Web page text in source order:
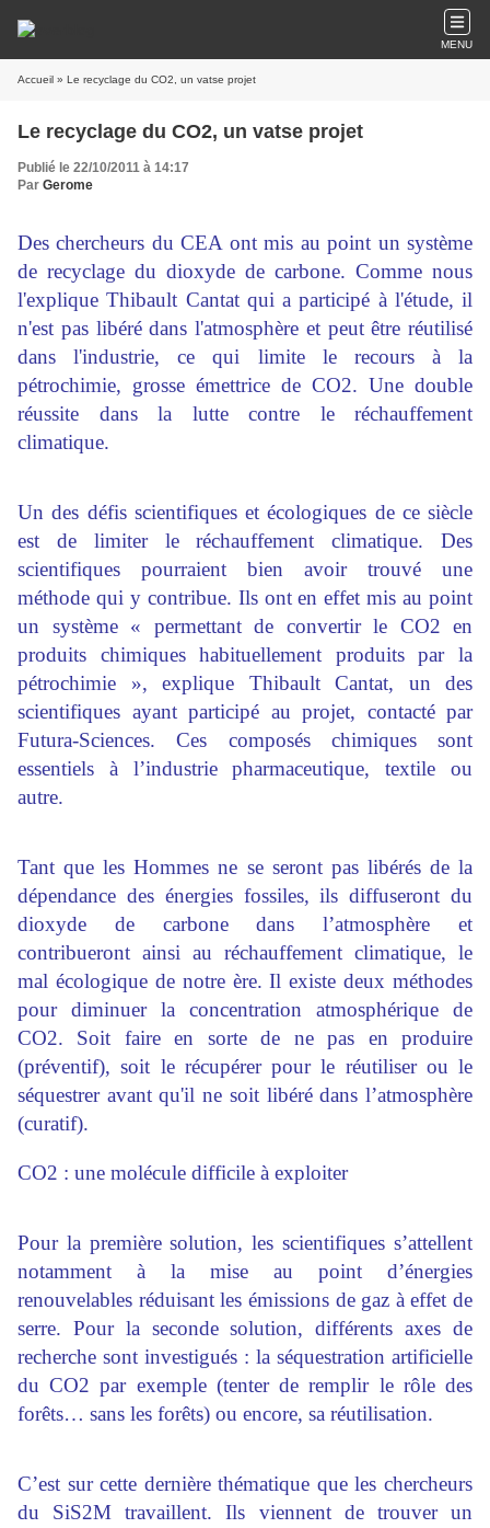
MENU
Accueil » Le recyclage du CO2, un vatse projet
Le recyclage du CO2, un vatse projet
Publié le 22/10/2011 à 14:17
Par Gerome
Des chercheurs du CEA ont mis au point un système
de recyclage du dioxyde de carbone. Comme nous
l'explique Thibault Cantat qui a participé à l'étude, il
n'est pas libéré dans l'atmosphère et peut être réutilisé
dans l'industrie, ce qui limite le recours à la
pétrochimie, grosse émettrice de CO2. Une double
réussite dans la lutte contre le réchauffement
climatique.
Un des défis scientifiques et écologiques de ce siècle
est de limiter le réchauffement climatique. Des
scientifiques pourraient bien avoir trouvé une
méthode qui y contribue. Ils ont en effet mis au point
un système « permettant de convertir le CO2 en
produits chimiques habituellement produits par la
pétrochimie », explique Thibault Cantat, un des
scientifiques ayant participé au projet, contacté par
Futura-Sciences. Ces composés chimiques sont
essentiels à l’industrie pharmaceutique, textile ou
autre.
Tant que les Hommes ne se seront pas libérés de la
dépendance des énergies fossiles, ils diffuseront du
dioxyde de carbone dans l’atmosphère et
contribueront ainsi au réchauffement climatique, le
mal écologique de notre ère. Il existe deux méthodes
pour diminuer la concentration atmosphérique de
CO2. Soit faire en sorte de ne pas en produire
(préventif), soit le récupérer pour le réutiliser ou le
séquestrer avant qu'il ne soit libéré dans l’atmosphère
(curatif).
CO2 : une molécule difficile à exploiter
Pour la première solution, les scientifiques s’attellent
notamment à la mise au point d’énergies
renouvelables réduisant les émissions de gaz à effet de
serre. Pour la seconde solution, différents axes de
recherche sont investigués : la séquestration artificielle
du CO2 par exemple (tenter de remplir le rôle des
forêts… sans les forêts) ou encore, sa réutilisation.
C’est sur cette dernière thématique que les chercheurs
du SiS2M travaillent. Ils viennent de trouver un